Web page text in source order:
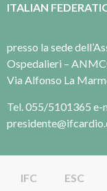
ITALIAN
presso la sede
Ospedalieri –
Via Alfonso La
Tel. 055/5101365
IFC ESC